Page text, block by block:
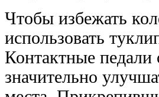
Чтобы избежать
использовать
Контактные
значительно